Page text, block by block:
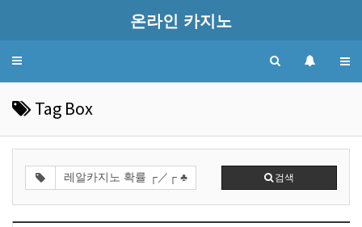
온라인 카지노
Toggle
Tag Box
검색